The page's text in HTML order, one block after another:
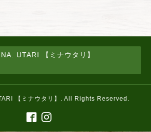
UTARI 【ミナウタリ】
【ミナウタリ】 . All Rights Reserved.